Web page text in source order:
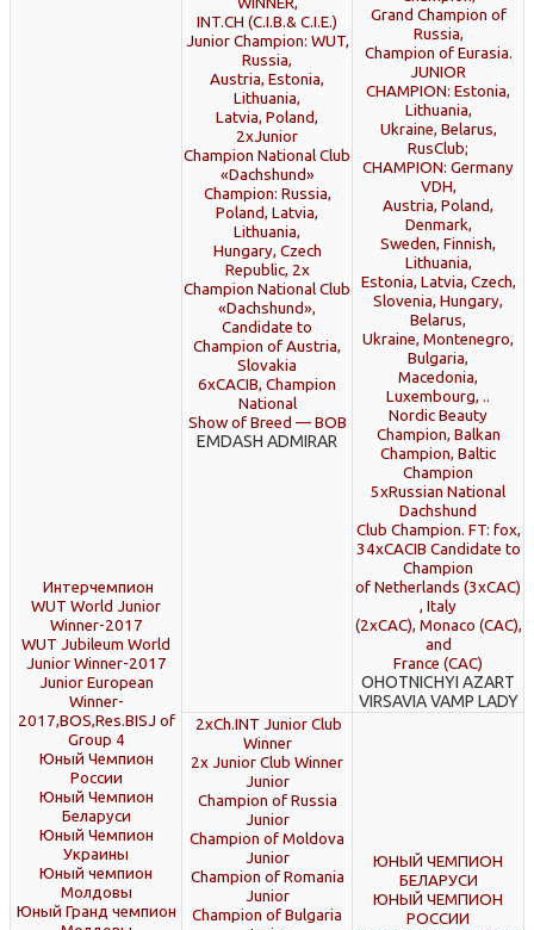
Интерчемпион
WUT World Junior
Winner-2017
WUT Jubileum World
Junior Winner-2017
Junior European
Winner-
2017,BOS,Res.BISJ of
Group 4
Юный Чемпион
России
Юный Чемпион
Беларуси
Юный Чемпион
Украины
Юный чемпион
Молдовы
Юный Гранд чемпион
INT.CH (C.I.B.& C.I.E.)
Junior Champion: WUT,
Russia,
Austria, Estonia,
Lithuania,
Latvia, Poland,
2хJunior
Champion National Club
«Dachshund»
Champion: Russia,
Poland, Latvia,
Lithuania,
Hungary, Czech
Republic, 2х
Champion National Club
«Dachshund»,
Candidate to
Champion of Austria,
Slovakia
6xCACIB, Champion
National
Show of Breed — BOB
EMDASH ADMIRAR
Grand Champion of
Russia,
Champion of Eurasia.
JUNIOR
CHAMPION: Estonia,
Lithuania,
Ukraine, Belarus,
RusClub;
CHAMPION: Germany
VDH,
Austria, Poland,
Denmark,
Sweden, Finnish,
Lithuania,
Estonia, Latvia, Czech,
Slovenia, Hungary,
Belarus,
Ukraine, Montenegro,
Bulgaria,
Macedonia,
Luxembourg, ..
Nordic Beauty
Champion, Balkan
Champion, Baltic
Champion
5хRussian National
Dachshund
Club Champion. FT: fox,
34хCACIB Candidate to
Champion
of Netherlands (3хСАС)
, Italy
(2хСАС), Monaco (САС),
and
France (САС)
OHOTNICHYI AZART
VIRSAVIA VAMP LADY
2xCh.INT Junior Club
Winner
2х Junior Club Winner
Junior
Champion of Russia
Junior
Champion of Moldova
Junior
Champion of Romania
Junior
Champion of Bulgaria
ЮНЫЙ ЧЕМПИОН
БЕЛАРУСИ
ЮНЫЙ ЧЕМПИОН
РОССИИ